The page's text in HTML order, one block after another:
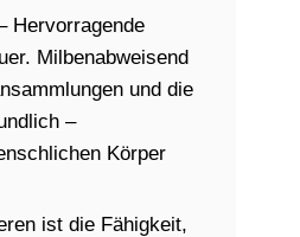
Hervorragende
Milbenabweisend
und die
–
Körper
ist die Fähigkeit,